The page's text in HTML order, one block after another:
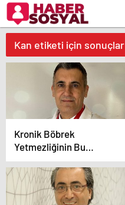
Kan etiketi için sonuçlar
Kronik Böbrek
Yetmezliğinin Bu
Belirtilerine Dikkat!